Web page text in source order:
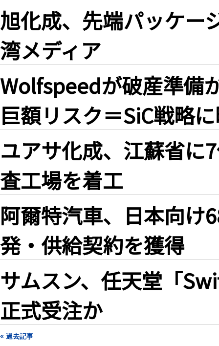
旭化成、先端パッケー
湾メディア
Wolfspeedが破産準備
巨額リスク＝SiC戦略
ユアサ化成、江蘇省に
査工場を着工
阿爾特汽車、日本向け
発・供給契約を獲得
サムスン、任天堂「
正式受注か
« 過去記事